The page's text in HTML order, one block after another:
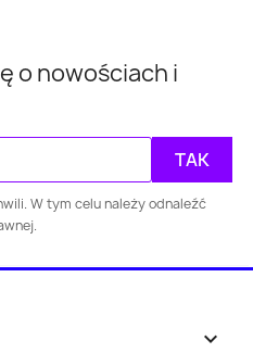
Częstochowa
o nowościach i
W tym celu należy odnaleźć
